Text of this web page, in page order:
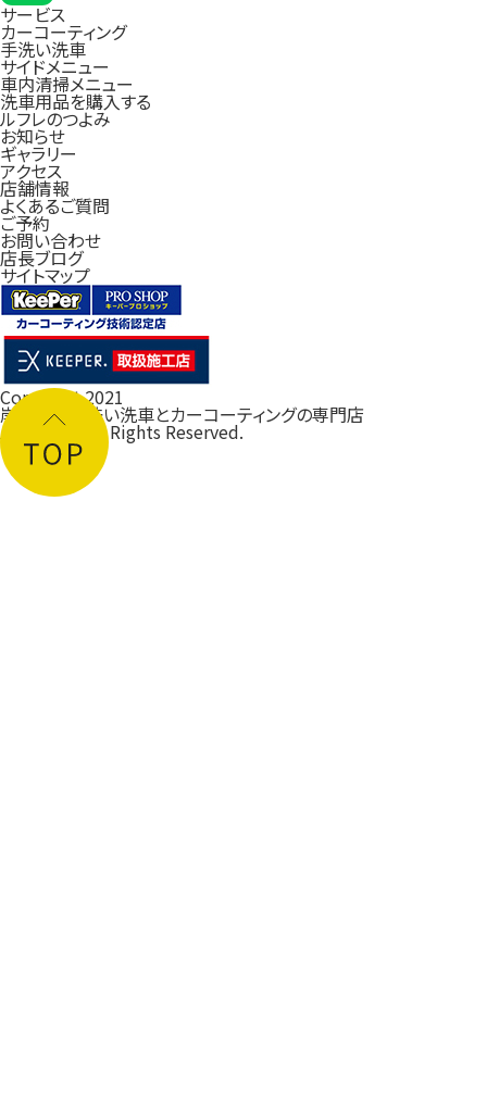
サービス
カーコーティング
手洗い洗車
サイドメニュー
車内清掃メニュー
洗車用品を購入する
ルフレのつよみ
お知らせ
ギャラリー
アクセス
店舗情報
よくあるご質問
ご予約
お問い合わせ
店長ブログ
サイトマップ
Copyright 2021
岸和田の手洗い洗車とカーコーティングの専門店
ルフレ大阪 All Rights Reserved.